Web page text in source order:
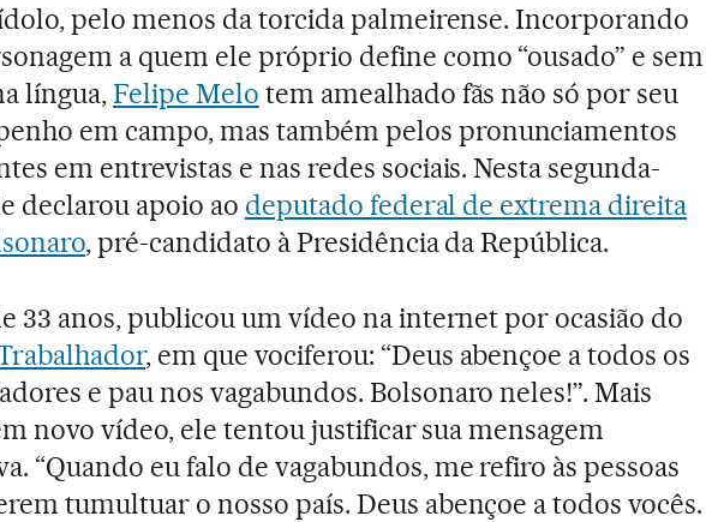
pelo menos da torcida palmeirense. Incorporando
a quem ele próprio define como “ousado” e sem
língua,Felipe Melo tem amealhado fãs não só por seu
em campo, mas também pelos pronunciamentos
em entrevistas e nas redes sociais. Nesta segunda-
declarou apoio ao deputado federal de extrema direita
, pré-candidato à Presidência da República.
33 anos, publicou um vídeo na internet por ocasião do
, em que vociferou: “Deus abençoe a todos os
e pau nos vagabundos. Bolsonaro neles!”. Mais
novo vídeo, ele tentou justificar sua mensagem
“Quando eu falo de vagabundos, me refiro às pessoas
tumultuar o nosso país. Deus abençoe a todos vocês.